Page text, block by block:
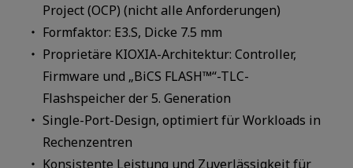
Project (OCP) (nicht alle Anforderungen)
Formfaktor: E3.S, Dicke 7.5 mm
Proprietäre KIOXIA-Architektur: Controller,
Firmware und „BiCS FLASH™“-TLC-
Flashspeicher der 5. Generation
Single-Port-Design, optimiert für Workloads in
Rechenzentren
Konsistente Leistung und Zuverlässigkeit für